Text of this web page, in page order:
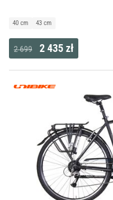
40 cm 43 cm
2 699 2 435 zł